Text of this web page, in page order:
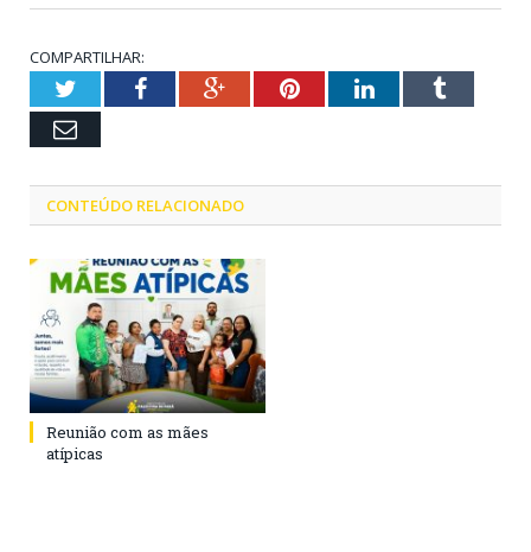
COMPARTILHAR:
TwitterFacebookGoogle+PinterestLinkedInTumblr
Email
CONTEÚDO RELACIONADO
Reunião com as mães
atípicas